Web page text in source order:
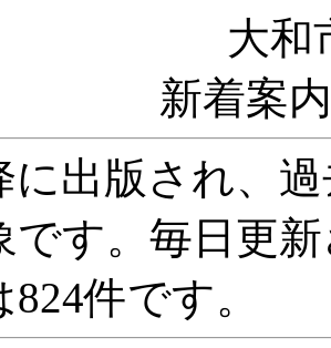
大和
新着案
に出版され、
です。毎日更
件です。